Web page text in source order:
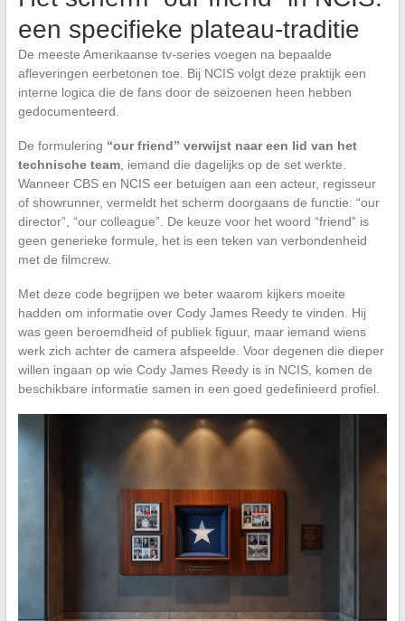
een specifieke plateau-traditie
De meeste Amerikaanse tv-series voegen na bepaalde
afleveringen eerbetonen toe. Bij NCIS volgt deze praktijk een
interne logica die de fans door de seizoenen heen hebben
gedocumenteerd.
De formulering “our friend” verwijst naar een lid van het
technische team, iemand die dagelijks op de set werkte.
Wanneer CBS en NCIS eer betuigen aan een acteur, regisseur
of showrunner, vermeldt het scherm doorgaans de functie: “our
director”, “our colleague”. De keuze voor het woord “friend” is
geen generieke formule, het is een teken van verbondenheid
met de filmcrew.
Met deze code begrijpen we beter waarom kijkers moeite
hadden om informatie over Cody James Reedy te vinden. Hij
was geen beroemdheid of publiek figuur, maar iemand wiens
werk zich achter de camera afspeelde. Voor degenen die dieper
willen ingaan op wie Cody James Reedy is in NCIS, komen de
beschikbare informatie samen in een goed gedefinieerd profiel.